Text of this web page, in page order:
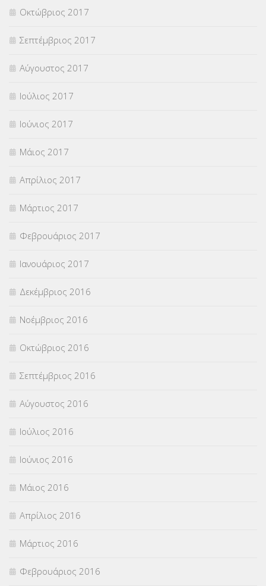
Οκτώβριος 2017
Σεπτέμβριος 2017
Αύγουστος 2017
Ιούλιος 2017
Ιούνιος 2017
Μάιος 2017
Απρίλιος 2017
Μάρτιος 2017
Φεβρουάριος 2017
Ιανουάριος 2017
Δεκέμβριος 2016
Νοέμβριος 2016
Οκτώβριος 2016
Σεπτέμβριος 2016
Αύγουστος 2016
Ιούλιος 2016
Ιούνιος 2016
Μάιος 2016
Απρίλιος 2016
Μάρτιος 2016
Φεβρουάριος 2016